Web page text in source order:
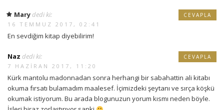
Mary dedi ki:
16 TEMMUZ 2017, 02:41
En sevdiğim kitap diyebilirim!
CEVAPLA
Naz dedi ki:
7 HAZIRAN 2017, 11:20
Kürk mantolu madonnadan sonra herhangi bir sabahattin ali kitabı
okuma fırsatı bulamadım maalesef. İçimizdeki şeytanı ve sırça köşkü
okumak istiyorum. Bu arada blogunuzun yorum kısmı neden böyle.
CEVAPLA